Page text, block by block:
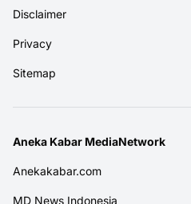
Disclaimer
Privacy
Sitemap
Aneka Kabar MediaNetwork
Anekakabar.com
MD News Indonesia